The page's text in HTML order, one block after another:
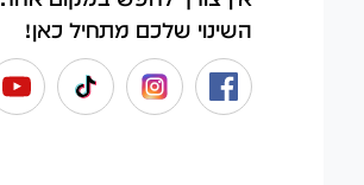
השינוי שלכם מתחיל כאן!